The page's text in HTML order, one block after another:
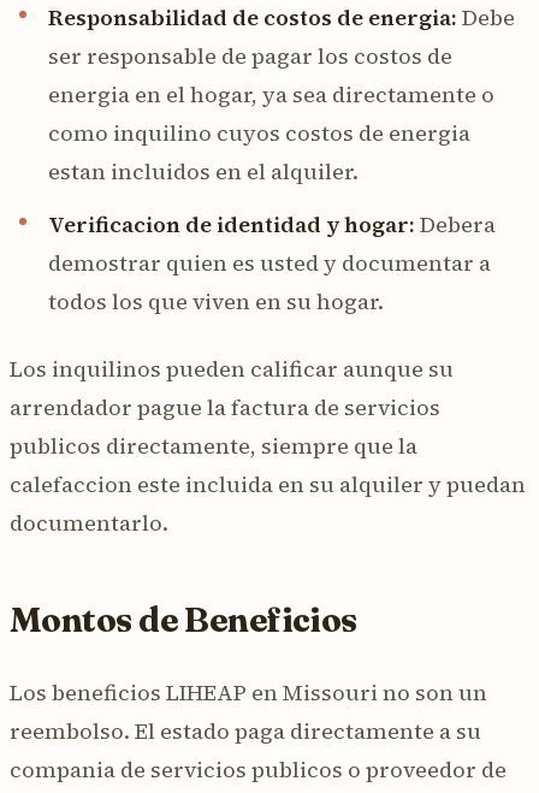
Responsabilidad de costos de energia: Debe
ser responsable de pagar los costos de
energia en el hogar, ya sea directamente o
como inquilino cuyos costos de energia
estan incluidos en el alquiler.
Verificacion de identidad y hogar: Debera
demostrar quien es usted y documentar a
todos los que viven en su hogar.
Los inquilinos pueden calificar aunque su
arrendador pague la factura de servicios
publicos directamente, siempre que la
calefaccion este incluida en su alquiler y puedan
documentarlo.
Montos de Beneficios
Los beneficios LIHEAP en Missouri no son un
reembolso. El estado paga directamente a su
compania de servicios publicos o proveedor de